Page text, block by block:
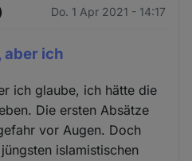
Do. 1 Apr 2021 - 14:17
aber ich
ich glaube, ich hätte die
Die ersten Absätze
vor Augen. Doch
islamistischen